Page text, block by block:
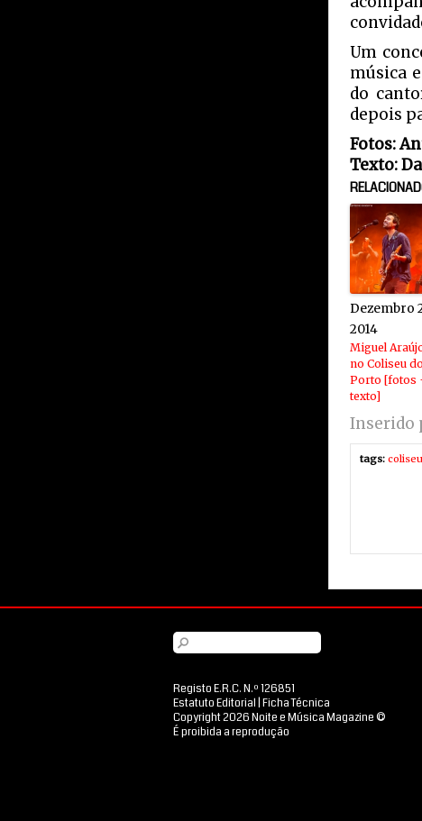
Um
música
do
depois
Fotos:
Texto:
Dezembro
2014
Miguel
no Coliseu do
Porto [fotos
texto]
Inserido
tags:
Registo E.R.C. N.º 126851
Estatuto Editorial Ficha Técnica
Copyright 2026 Noite e Música Magazine ©
É proibida a reprodução